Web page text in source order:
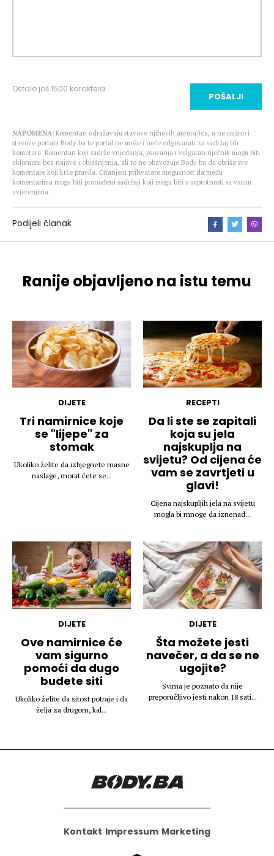
Ostalo još1500 karaktera
POŠALJI
NAPOMENA: Komentari odražavaju stavove njihovih autora/ica, a ne nužno i
stavove portala Body.ba te portal ne može i neće odgovarati za sadržaj tih
kometara. Komentari koji sadrže vrijeđanja, psovanja i vulgaran riječnik mogu biti
uklonjeni bez najave i objašnjenja, ali to ne obavezuje Body.ba da obriše sve
komentare koji krše pravila. Čitanjem prihvatate mogućnost da među
komentarima mogu biti pronađeni sadržaji koji mogu biti u suprotnosti sa vašim
uvjerenjima.
Podijeli članak
Ranije objavljeno na istu temu
DIJETE
Tri namirnice koje
se "lijepe" za
stomak
Ukoliko želite da izbjegnete masne
naslage, morat ćete se...
RECEPTI
Da li ste se zapitali
koja su jela
najskuplja na
svijetu? Od cijena će
vam se zavrtjeti u
glavi!
Cijena najskupljih jela na svijetu
mogla bi mnoge da iznenad...
DIJETE
Ove namirnice će
vam sigurno
pomoći da dugo
budete siti
Ukoliko želite da sitost potraje i da
želja za drugom, kal...
DIJETE
Šta možete jesti
navečer, a da se ne
ugojite?
Svima je poznato da nije
preporučljivo jesti nakon 18 sati...
Kontakt Impressum Marketing